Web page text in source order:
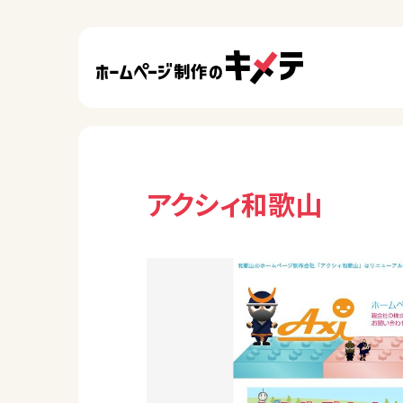
アクシィ和歌山